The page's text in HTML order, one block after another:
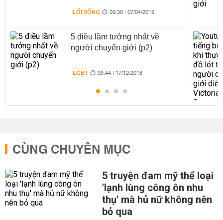
LỐI SỐNG 09:30 | 07/04/2019
5 điều lầm tưởng nhất về
người chuyển giới (p2)
LGBT 09:44 | 17/12/2018
CÙNG CHUYÊN MỤC
5 truyện đam mỹ thể loại
'lạnh lùng công ôn nhu
thụ' mà hủ nữ không nên
bỏ qua